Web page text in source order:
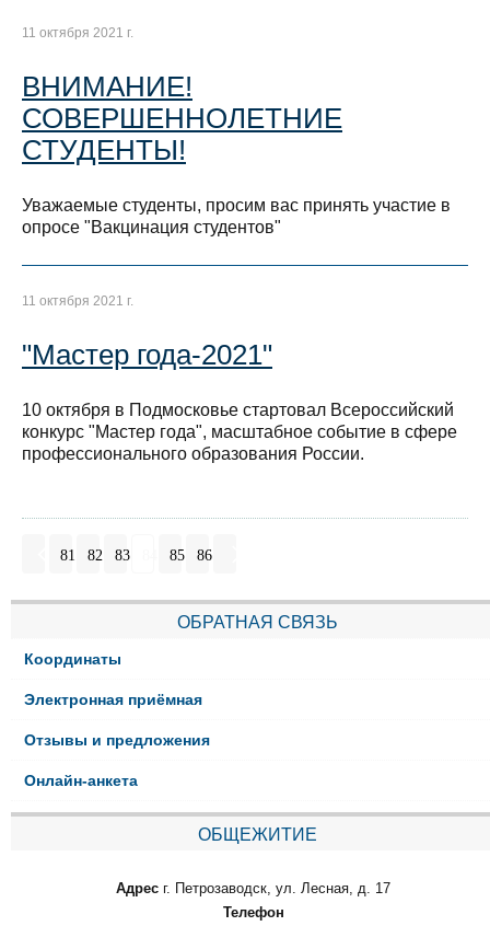
11 октября 2021 г.
ВНИМАНИЕ!
СОВЕРШЕННОЛЕТНИЕ
СТУДЕНТЫ!
Уважаемые студенты, просим вас принять участие в
опросе "Вакцинация студентов"
11 октября 2021 г.
"Мастер года-2021"
10 октября в Подмосковье стартовал Всероссийский
конкурс "Мастер года", масштабное событие в сфере
профессионального образования России.
81 82 83 85 86
ОБРАТНАЯ СВЯЗЬ
Координаты
Электронная приёмная
Отзывы и предложения
Онлайн-анкета
ОБЩЕЖИТИЕ
Адрес г. Петрозаводск, ул. Лесная, д. 17
Телефон